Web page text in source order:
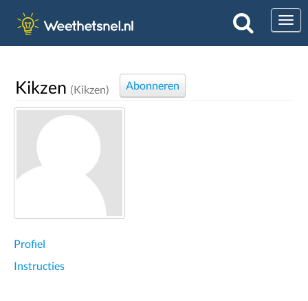
Kikzen (Kikzen) Abonneren
Profiel
Instructies